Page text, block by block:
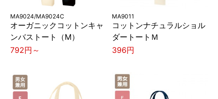
MA9024/MA9024C
オーガニックコットンキャ
ンバストート（M）
792円～
MA9011
コットンナチュラルショル
ダートートＭ
396円